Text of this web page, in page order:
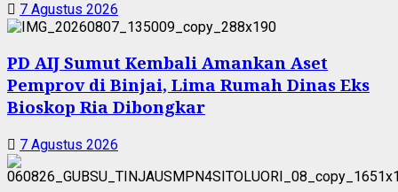
7 Agustus 2026
PD AIJ Sumut Kembali Amankan Aset
Pemprov di Binjai, Lima Rumah Dinas Eks
Bioskop Ria Dibongkar
7 Agustus 2026